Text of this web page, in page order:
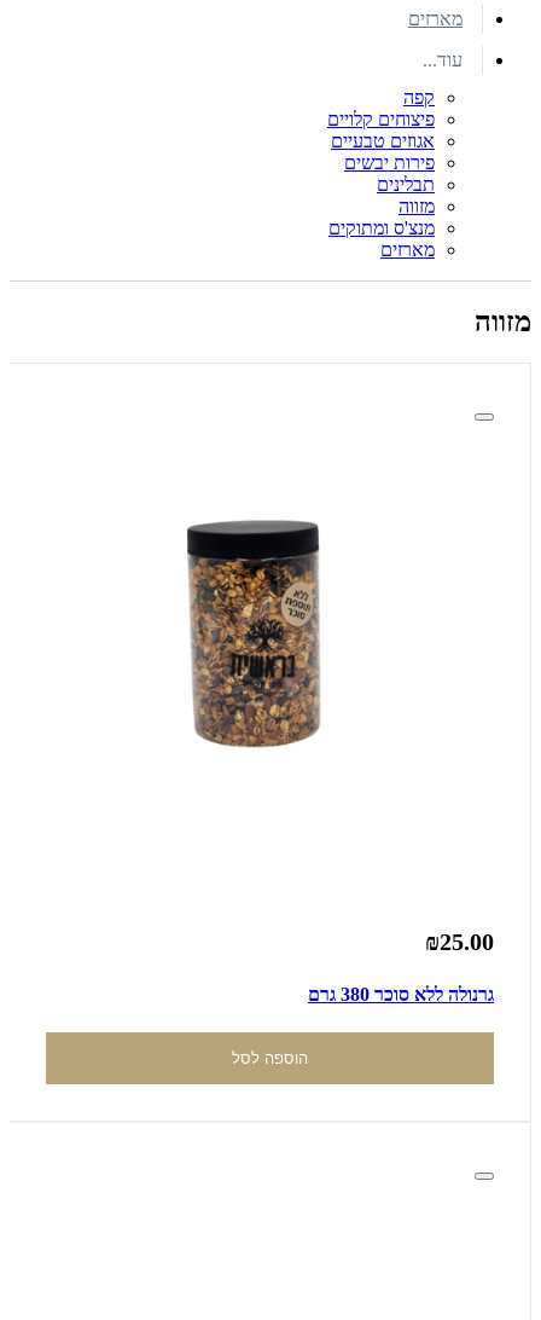
מארזים
עוד...
קפה
פיצוחים קלויים
אגוזים טבעיים
פירות יבשים
תבלינים
מזווה
מנצ'ס ומתוקים
מארזים
מזווה
₪25.00
גרנולה ללא סוכר 380 גרם
הוספה לסל